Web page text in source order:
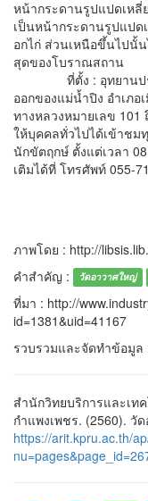
หน้ากระดานรูปแปดเห
เป็นหน้ากระดานรูปแปด
อกไก่ ส่วนเหนือขึ้นไปนั้
สุดของโบราณสถาน
ที่ตั้ง : อุทยานประวั
ออกของแม่น้ำปิง อำเภอ
ทางหลวงหมายเลข 101
ให้บุคคลทั่วไปได้เข้าชม
นักขัตฤกษ์ ตั้งแต่เวลา
เติมได้ที่ โทรศัพท์ 055-
ภาพโดย : http://
คำสำคัญ :
วัดอาวาศใหญ่
ที่มา : http://
id=1381&uid=41167
รวบรวมและจัดทำข้อมู
สำนักวิทยบริการและเท
กำแพงเพชร. (2560). วั
https://arit.kpru.ac.th/